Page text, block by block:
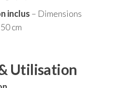
inclus – Dimensions
cm
Utilisation